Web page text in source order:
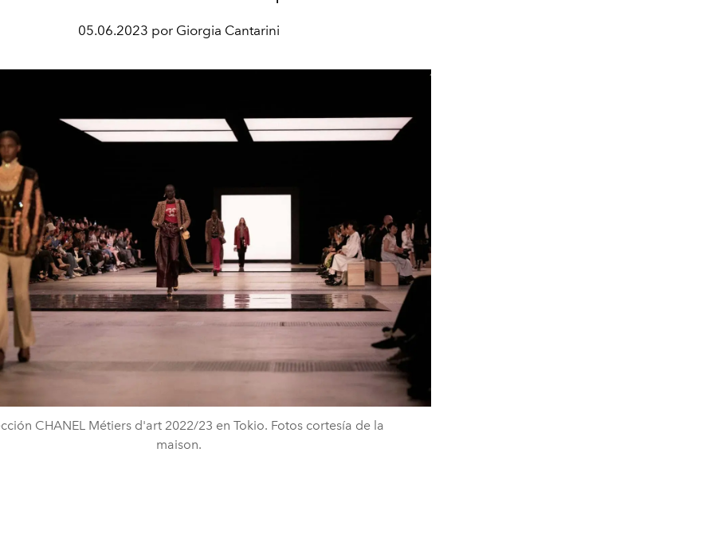
05.06.2023 por Giorgia Cantarini
CHANEL Métiers d'art 2022/23 en Tokio. Fotos cortesía de la
maison.